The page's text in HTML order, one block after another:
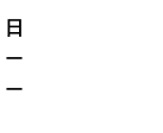
日
ー
ー